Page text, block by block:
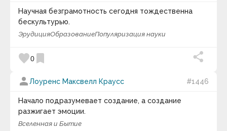
Антон Рубинштейн
Антон Харевич
Антуан де Сент-Экзюпери
Аристипп
Аристотель Онассис
Аркадий Рэм
Арманд Хаммер
Арнольд Тойнби
Арсен Рябуха
Артур Кестлер
Научная безграмотность сегодня тождественна
бескультурью.
ЭрудицияОбразованиеПопуляризация науки
favorite0 bookmark
personЛоуренс Максвелл Краусс #1446
Начало подразумевает создание, а создание
разжигает эмоции.
Вселенная и Бытие